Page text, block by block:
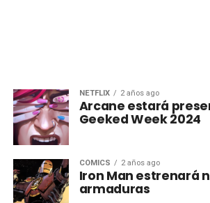
NETFLIX 2 años ago
Arcane estará
Geeked Week 2024
CÓMICS 2 años ago
Iron Man estrenará
armaduras